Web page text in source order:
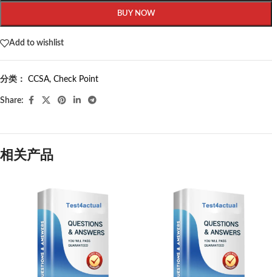
BUY NOW
Add to wishlist
分类： CCSA, Check Point
Share:
相关产品